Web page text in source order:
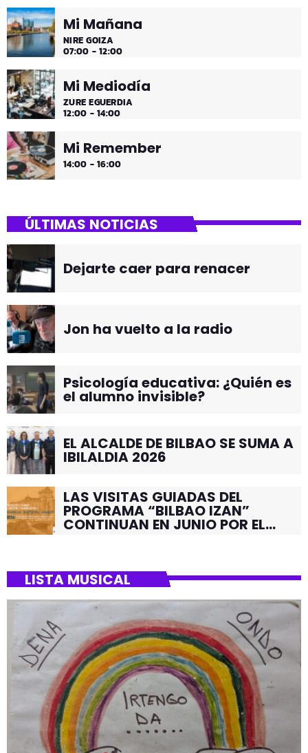
Mi Mañana
NIRE GOIZA
07:00 - 12:00
Mi Mediodía
ZURE EGUERDIA
12:00 - 14:00
Mi Remember
14:00 - 16:00
ÚLTIMAS NOTICIAS
Dejarte caer para renacer
Jon ha vuelto a la radio
Psicología educativa: ¿Quién es
el alumno invisible?
EL ALCALDE DE BILBAO SE SUMA A
IBILALDIA 2026
LAS VISITAS GUIADAS DEL
PROGRAMA “BILBAO IZAN”
CONTINUAN EN JUNIO POR EL
LISTA MUSICAL